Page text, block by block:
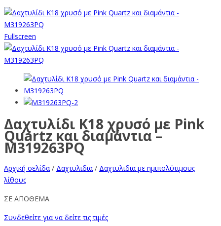
Fullscreen
Δαχτυλίδι Κ18 χρυσό με Pink
Quartz και διαμάντια –
M319263PQ
Αρχική σελίδα / Δαχτυλιδια / Δαχτυλιδια με ημιπολύτιμους
λίθους
ΣΕ ΑΠΟΘΕΜΑ
Συνδεθείτε για να δείτε τις τιμές